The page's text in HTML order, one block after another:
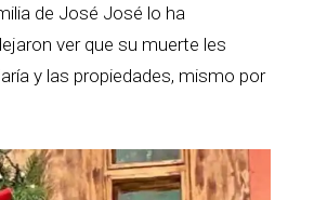
de José José lo ha
ver que su muerte les
y las propiedades, mismo por